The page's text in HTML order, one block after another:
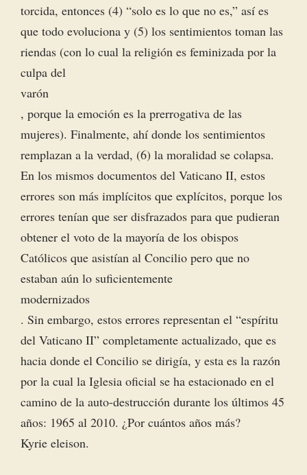
torcida, entonces (4) “solo es lo que no es,” así es
que todo evoluciona y (5) los sentimientos toman las
riendas (con lo cual la religión es feminizada por la
culpa del
varón
, porque la emoción es la prerrogativa de las
mujeres). Finalmente, ahí donde los sentimientos
remplazan a la verdad, (6) la moralidad se colapsa.
En los mismos documentos del Vaticano II, estos
errores son más implícitos que explícitos, porque los
errores tenían que ser disfrazados para que pudieran
obtener el voto de la mayoría de los obispos
Católicos que asistían al Concilio pero que no
estaban aún lo suficientemente
modernizados
. Sin embargo, estos errores representan el “espíritu
del Vaticano II” completamente actualizado, que es
hacia donde el Concilio se dirigía, y esta es la razón
por la cual la Iglesia oficial se ha estacionado en el
camino de la auto-destrucción durante los últimos 45
años: 1965 al 2010. ¿Por cuántos años más?
Kyrie eleison.